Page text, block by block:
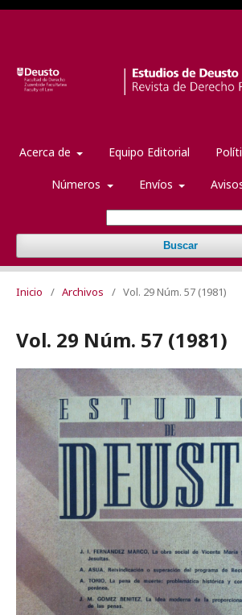
Acerca de Equipo Editorial
Números Envíos
Buscar
Inicio / Archivos / Vol. 29 Núm. 57 (1981)
Vol. 29 Núm. 57 (1981)